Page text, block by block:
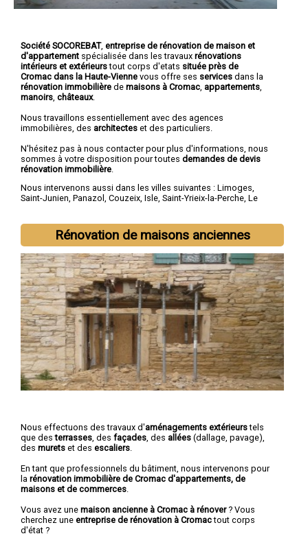
Société SOCOREBAT, entreprise de rénovation de maison et
d'appartement spécialisée dans les travaux rénovations
intérieurs et extérieurstout corps d'etats située près de
Cromac dans la Haute-Vienne vous offre ses services dans la
rénovation immobilière de maisons à Cromac appartements
manoirs châteaux.
Nous travaillons essentiellement avec des agences
immobilières, des architectes et des particuliers.
N'hésitez pas à nous contacter pour plus d'informations, nous
sommes à votre disposition pour toutes demandes de devis
rénovation immobilière
Nous intervenons aussi dans les villes suivantes : Limoges,
Saint-Junien, Panazol , Couzeix, Isle, Saint-Yrieix-la-Perche, Le
Rénovation de maisons anciennes
Nous effectuons des travaux d'aménagements extérieurstels
que desterrasses , des façades , des allées (dallage, pavage),
des murets et des escaliers
En tant que professionnels du bâtiment, nous intervenons pour
la rénovation immobilière de Cromac d'appartements, de
maisons et de commerces
Vous avez une maison ancienne à Cromac à rénover? Vous
cherchez une entreprise de rénovation à Cromactout corps
d'état ?